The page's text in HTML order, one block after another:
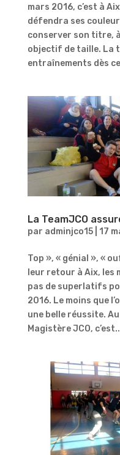
mars 2016, c’est à
défendra ses
conserver son titre,
objectif de taille. La
entraînements dès
La TeamJCO
par adminjco15| 17
Top », « génial », «
leur retour à Aix, les
pas de superlatifs
2016. Le moins que
une belle réussite.
Magistère JCO,